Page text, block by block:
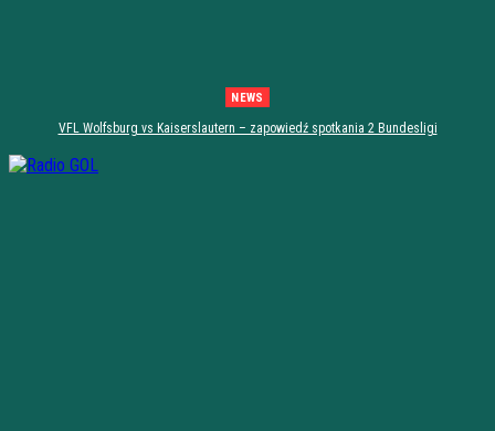
NEWS
VFL Wolfsburg vs Kaiserslautern – zapowiedź spotkania 2 Bundesligi